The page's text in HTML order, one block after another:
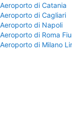
Aeroporto di Catania
Aeroporto di Cagliari
Aeroporto di Napoli
Aeroporto di Roma
Aeroporto di Milano